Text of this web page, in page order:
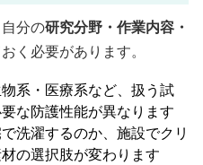
分の研究分野・作業内容・
く必要があります。
系・医療系など、扱う試
な防護性能が異なります
洗濯するのか、施設でクリ
の選択肢が変わります